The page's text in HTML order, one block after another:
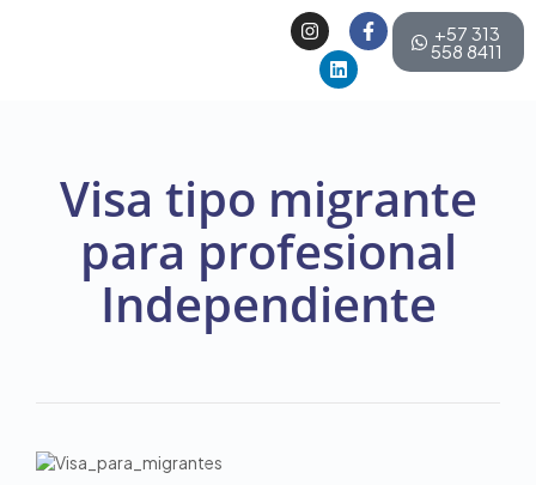
+57 313
558 8411
Visa tipo migrante
para profesional
Independiente